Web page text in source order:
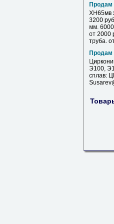
Продам
ХН65мв
3200
мм. 6000
от 2000
труба.
Продам
Э100,
сплав: